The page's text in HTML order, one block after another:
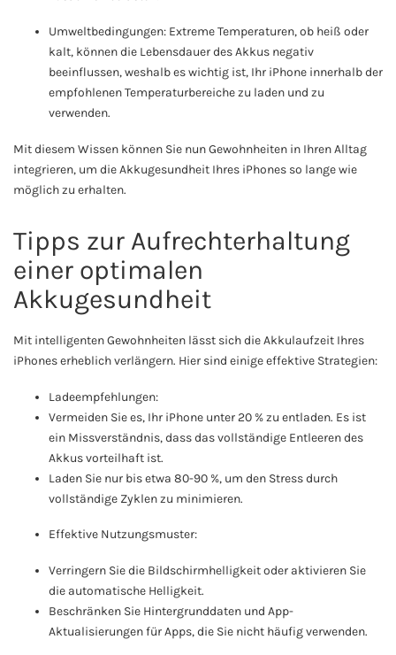
Umweltbedingungen: Extreme Temperaturen, ob heiß oder
kalt, können die Lebensdauer des Akkus negativ
beeinflussen, weshalb es wichtig ist, Ihr iPhone innerhalb der
empfohlenen Temperaturbereiche zu laden und zu
verwenden.
Mit diesem Wissen können Sie nun Gewohnheiten in Ihren Alltag
integrieren, um die Akkugesundheit Ihres iPhones so lange wie
möglich zu erhalten.
Tipps zur Aufrechterhaltung
einer optimalen
Akkugesundheit
Mit intelligenten Gewohnheiten lässt sich die Akkulaufzeit Ihres
iPhones erheblich verlängern. Hier sind einige effektive Strategien:
Ladeempfehlungen:
Vermeiden Sie es, Ihr iPhone unter 20 % zu entladen. Es ist
ein Missverständnis, dass das vollständige Entleeren des
Akkus vorteilhaft ist.
Laden Sie nur bis etwa 80-90 %, um den Stress durch
vollständige Zyklen zu minimieren.
Effektive Nutzungsmuster:
Verringern Sie die Bildschirmhelligkeit oder aktivieren Sie
die automatische Helligkeit.
Beschränken Sie Hintergrunddaten und App-
Aktualisierungen für Apps, die Sie nicht häufig verwenden.